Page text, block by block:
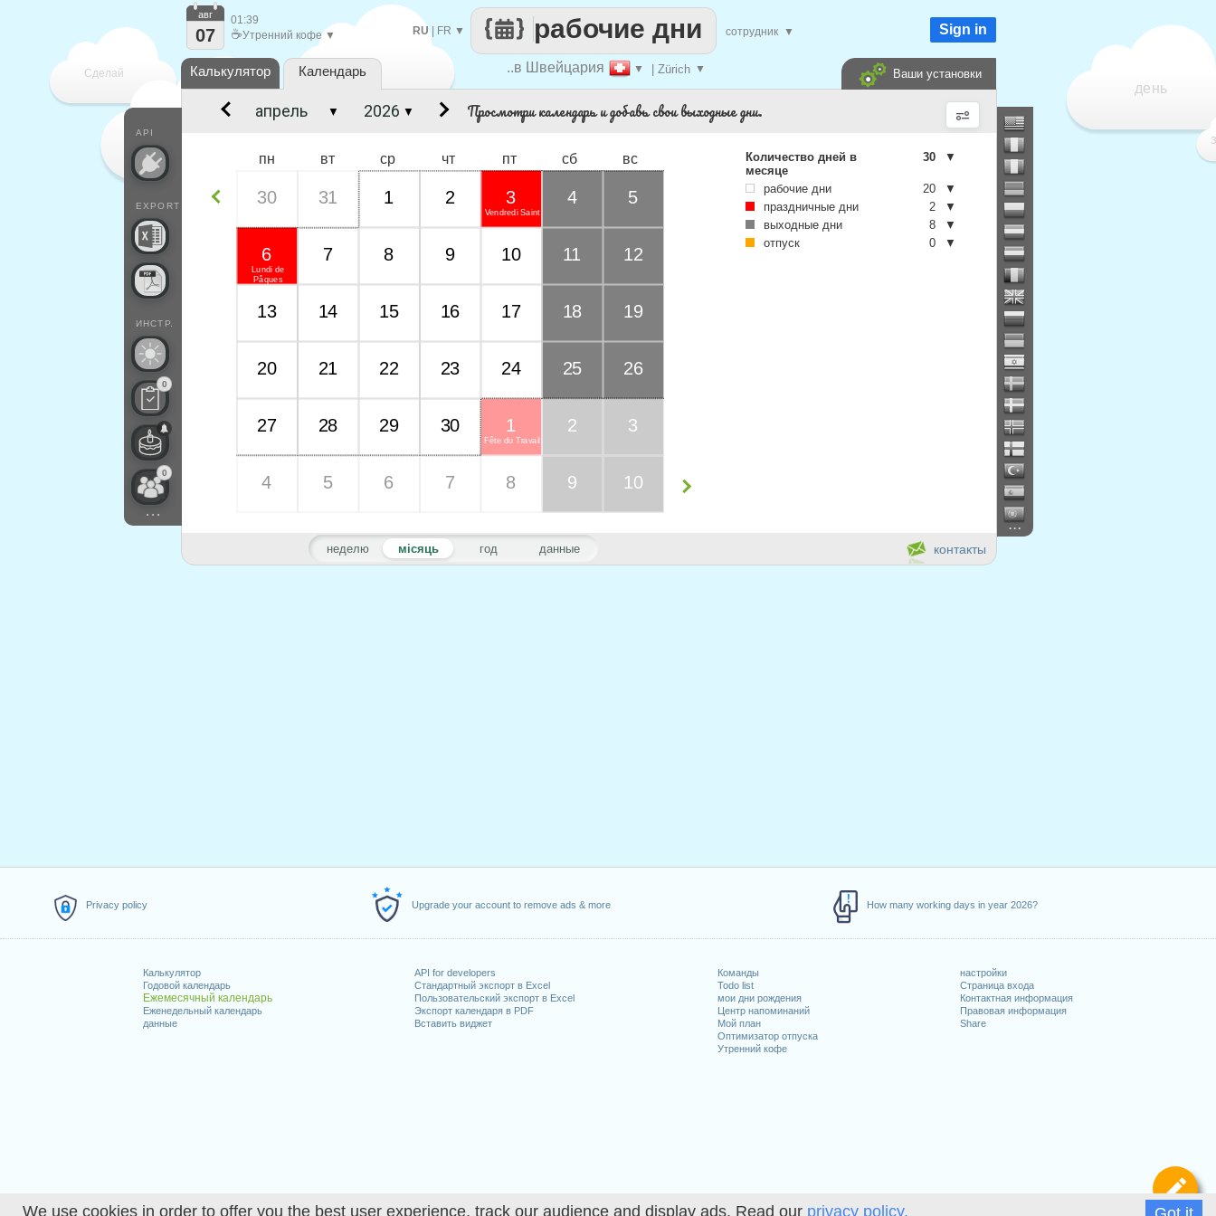
We use cookies in order to offer you the best user experience, track our audience and display ads. Read our privacy policy.
Privacy policy Upgrade your account to remove ads & more How many working days in year 2026?
Калькулятор
Годовой календарь
Ежемесячный календарь
Еженедельный календарь
данные
API for developers
Стандартный экспорт в Excel
Пользовательский экспорт в Excel
Экспорт календаря в PDF
Вставить виджет
Команды
Todo list
мои дни рождения
Центр напоминаний
Мой план
Оптимизатор отпуска
Утренний кофе
настройки
Страница входа
Контактная информация
Правовая информация
Share
Сделай
день
..в Швейцария ▼ | Zürich ▼
рабочие дни
RU| FR ▼ сотрудник ▼
API
EXPORT
ИНСТР.
0
0
...
авг
07
01:39
☕Утренний кофе ▼ Sign in
Калькулятор Календарь Ваши установки
...
контакты
Просмотри календарь и добавь свои выходные дни.
неделю місяць год данные
пн вт ср чт пт сб вс
30 31 1 2
Vendredi Saint
3 4 5
Lundi de
Pâques
6 7 8 9 10 11 12
13 14 15 16 17 18 19
20 21 22 23 24 25 26
27 28 29 30
Fête du Travail
1 2 3
4 5 6 7 8 9 10
▼ ▼
Количество дней в
месяце
30 ▼
рабочие дни 20
▼
праздничные дни
2
▼
выходные дни
8
▼
отпуск
0 ▼